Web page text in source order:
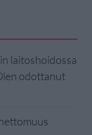
laitoshoidossa
odottanut